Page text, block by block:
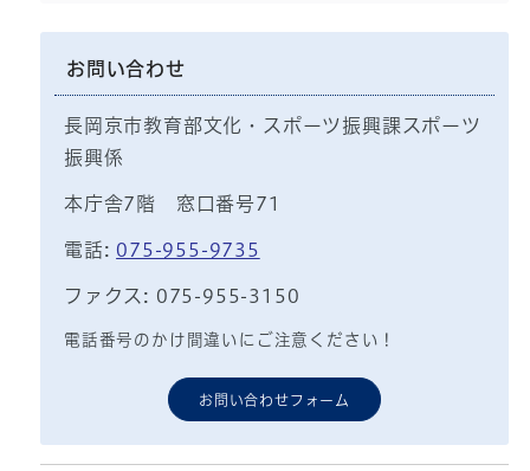
お問い合わせ
長岡京市教育部文化・スポーツ振興課スポーツ
振興係
本庁舎7階 窓口番号71
電話: 075-955-9735
ファクス: 075-955-3150
電話番号のかけ間違いにご注意ください！
お問い合わせフォーム